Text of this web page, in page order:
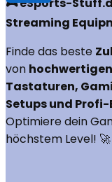
Streaming
Finde das beste
von
Tastaturen,
Setups und
Optimiere dein
höchstem Level!